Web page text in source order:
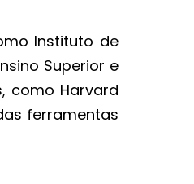
Instituto de
Superior e
como Harvard
ferramentas